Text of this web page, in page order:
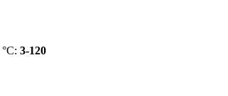
3-120